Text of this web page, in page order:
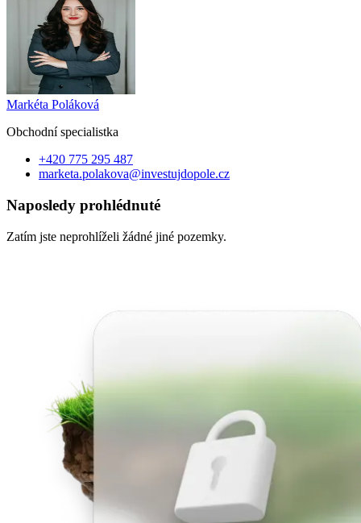
Markéta Poláková
Obchodní specialistka
+420 775 295 487
marketa.polakova@investujdopole.cz
Naposledy prohlédnuté
Zatím jste neprohlíželi žádné jiné pozemky.